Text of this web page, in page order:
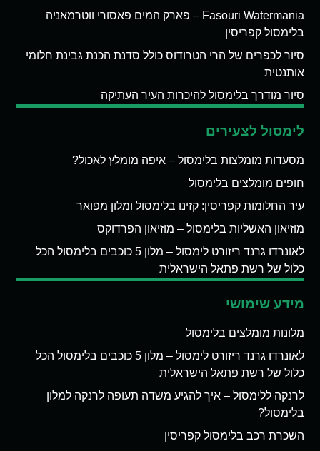
Fasouri Watermania – פארק המים פאסורי ווטרמאניה
בלימסול קפריסין
סיור לכפרים של הרי הטרודוס כולל סדנת הכנת גבינת חלומי
אותנטית
סיור מודרך בלימסול להיכרות העיר העתיקה
לימסול לצעירים
מסעדות מומלצות בלימסול – איפה מומלץ לאכול?
חופים מומלצים בלימסול
עיר החלומות קפריסין: קזינו בלימסול ומלון מפואר
מוזיאון האשליות בלימסול – מוזיאון הפרדוקס
לאונרדו גרנד ריזורט לימסול – מלון 5 כוכבים בלימסול הכל
כלול של רשת פתאל הישראלית
מידע שימושי
מלונות מומלצים בלימסול
לאונרדו גרנד ריזורט לימסול – מלון 5 כוכבים בלימסול הכל
כלול של רשת פתאל הישראלית
לרנקה ללימסול – איך להגיע משדה תעופה לרנקה למלון
בלימסול?
השכרת רכב בלימסול קפריסין